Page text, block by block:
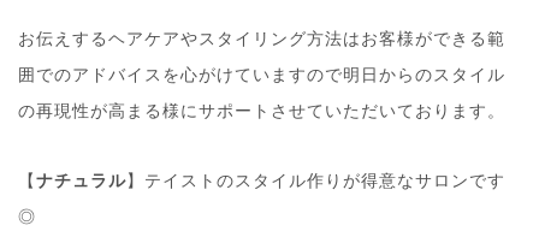
お伝えするヘアケアやスタイリング方法はお客様ができる範
囲でのアドバイスを心がけていますので明日からのスタイル
の再現性が高まる様にサポートさせていただいております。
【 ナチュラル】テイストのスタイル作りが得意なサロンです
◎